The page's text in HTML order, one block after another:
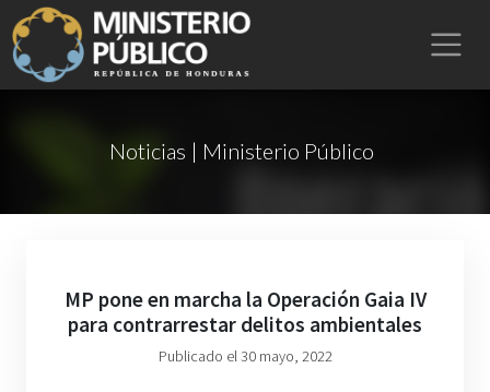
Noticias | Ministerio Público
MP pone en marcha la Operación Gaia IV
para contrarrestar delitos ambientales
Publicado el 30 mayo, 2022